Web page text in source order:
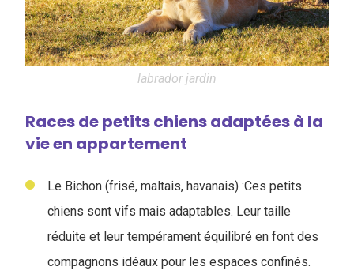
labrador jardin
Races de petits chiens adaptées à la
vie en appartement
Le Bichon (frisé, maltais, havanais) :Ces petits
chiens sont vifs mais adaptables. Leur taille
réduite et leur tempérament équilibré en font des
compagnons idéaux pour les espaces confinés.